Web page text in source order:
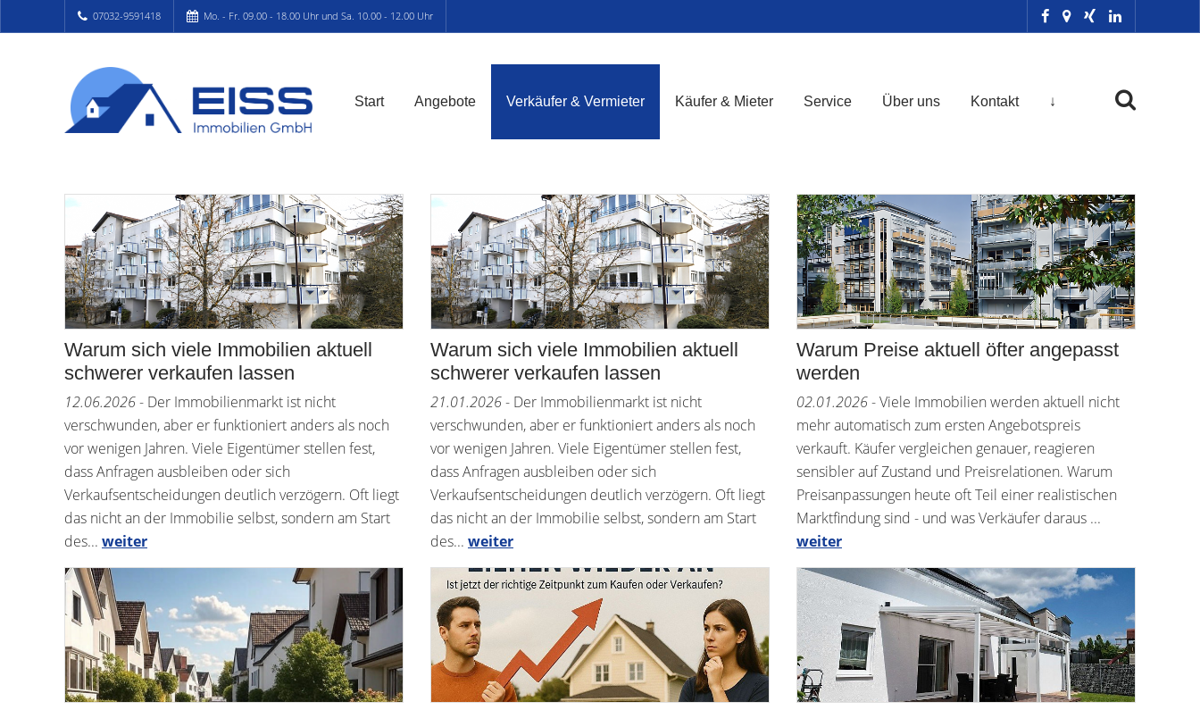
07032-9591418 Mo. - Fr. 09.00 - 18.00 Uhr und Sa. 10.00 - 12.00 Uhr
Start Angebote Verkäufer & Vermieter Käufer & Mieter Service Über uns Kontakt ↓
Warum sich viele Immobilien aktuell
schwerer verkaufen lassen
12.06.2026- Der Immobilienmarkt ist nicht
verschwunden, aber er funktioniert anders als noch
vor wenigen Jahren. Viele Eigentümer stellen fest,
dass Anfragen ausbleiben oder sich
Verkaufsentscheidungen deutlich verzögern. Oft liegt
das nicht an der Immobilie selbst, sondern am Start
des... weiter
Warum sich viele Immobilien aktuell
schwerer verkaufen lassen
21.01.2026- Der Immobilienmarkt ist nicht
verschwunden, aber er funktioniert anders als noch
vor wenigen Jahren. Viele Eigentümer stellen fest,
dass Anfragen ausbleiben oder sich
Verkaufsentscheidungen deutlich verzögern. Oft liegt
das nicht an der Immobilie selbst, sondern am Start
des... weiter
Warum Preise aktuell öfter angepasst
werden
02.01.2026- Viele Immobilien werden aktuell nicht
mehr automatisch zum ersten Angebotspreis
verkauft. Käufer vergleichen genauer, reagieren
sensibler auf Zustand und Preisrelationen. Warum
Preis­anpassungen heute oft Teil einer realistischen
Marktfindung sind - und was Verkäufer daraus ...
weiter